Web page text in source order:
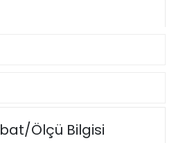
Ölçü Bilgisi